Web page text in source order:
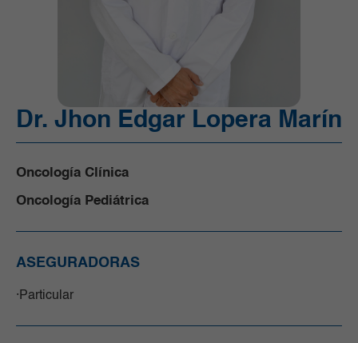
Dr. Jhon Edgar Lopera Marín
Oncología Clínica
Oncología Pediátrica
ASEGURADORAS
Particular